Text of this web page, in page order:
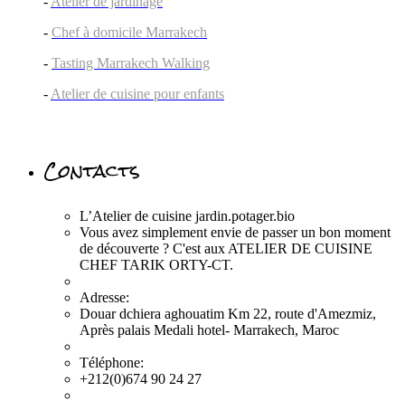
- Chef à domicile Marrakech
- Tasting Marrakech Walking
- Atelier de cuisine pour enfants
Contacts
L’Atelier de cuisine jardin.potager.bio
Vous avez simplement envie de passer un bon moment
de découverte ? C'est aux ATELIER DE CUISINE
CHEF TARIK ORTY-CT.
Adresse:
Douar dchiera aghouatim Km 22, route d'Amezmiz,
Après palais Medali hotel- Marrakech, Maroc
Téléphone:
+212(0)674 90 24 27